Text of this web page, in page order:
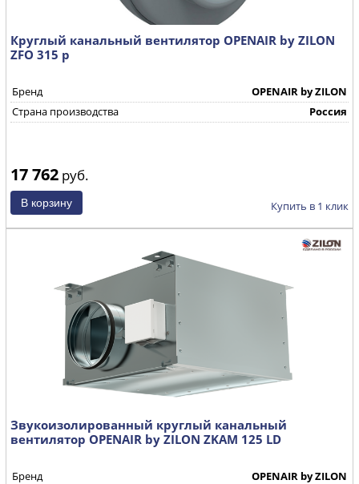
Круглый канальный вентилятор OPENAIR by ZILON
ZFO 315 р
Бренд
OPENAIR by ZILON
Страна производства
Россия
17 762 руб.
Купить в 1 клик
Звукоизолированный круглый канальный
вентилятор OPENAIR by ZILON ZKAM 125 LD
Бренд
OPENAIR by ZILON